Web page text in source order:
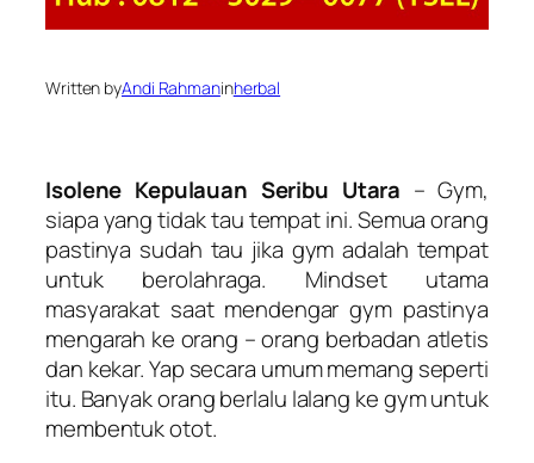
Written byAndi Rahmaninherbal
Isolene Kepulauan Seribu Utara – Gym,
siapa yang tidak tau tempat ini. Semua orang
pastinya sudah tau jika gym adalah tempat
untuk berolahraga. Mindset utama
masyarakat saat mendengar gym pastinya
mengarah ke orang – orang berbadan atletis
dan kekar. Yap secara umum memang seperti
itu. Banyak orang berlalu lalang ke gym untuk
membentuk otot.